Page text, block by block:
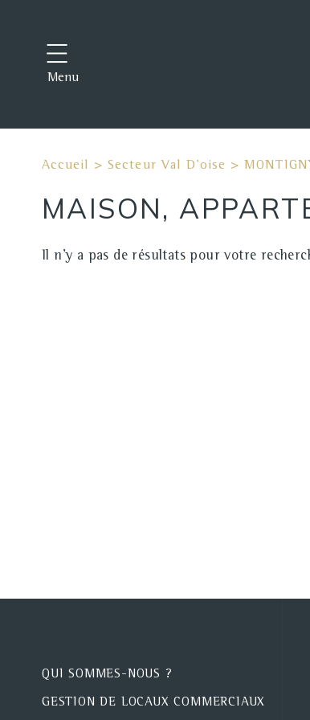
Menu
Accueil >Secteur Val D'oise >
MAISON,
Il n'y a pas de résultats pour votre
QUI SOMMES-NOUS ?
GESTION DE LOCAUX COMMERCIAUX